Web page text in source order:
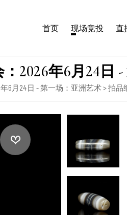
首页 现场竞投 直
2026年6月24日
6月24日 - 第一场：亚洲艺术> 拍品